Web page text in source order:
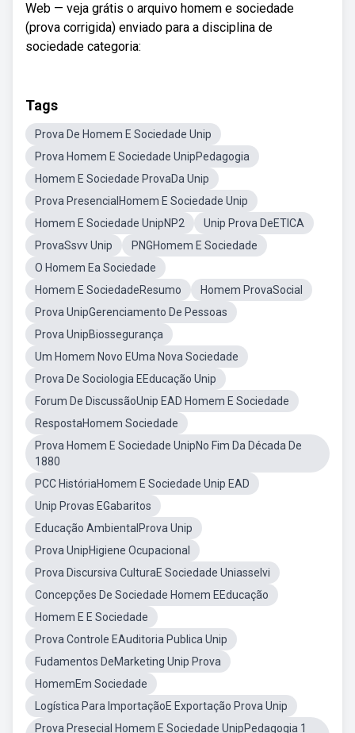
Web — veja grátis o arquivo homem e sociedade
(prova corrigida) enviado para a disciplina de
sociedade categoria:
Tags
Prova De Homem E Sociedade Unip
Prova Homem E Sociedade UnipPedagogia
Homem E Sociedade ProvaDa Unip
Prova PresencialHomem E Sociedade Unip
Homem E Sociedade UnipNP2
Unip Prova DeETICA
ProvaSsvv Unip
PNGHomem E Sociedade
O Homem Ea Sociedade
Homem E SociedadeResumo
Homem ProvaSocial
Prova UnipGerenciamento De Pessoas
Prova UnipBiossegurança
Um Homem Novo EUma Nova Sociedade
Prova De Sociologia EEducação Unip
Forum De DiscussãoUnip EAD Homem E Sociedade
RespostaHomem Sociedade
Prova Homem E Sociedade UnipNo Fim Da Década De
1880
PCC HistóriaHomem E Sociedade Unip EAD
Unip Provas EGabaritos
Educação AmbientalProva Unip
Prova UnipHigiene Ocupacional
Prova Discursiva CulturaE Sociedade Uniasselvi
Concepções De Sociedade Homem EEducação
Homem E E Sociedade
Prova Controle EAuditoria Publica Unip
Fudamentos DeMarketing Unip Prova
HomemEm Sociedade
Logística Para ImportaçãoE Exportação Prova Unip
Prova Presecial Homem E Sociedade UnipPedagogia 1